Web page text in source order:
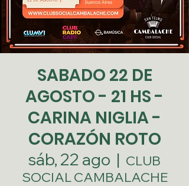
SABADO 22 DE
AGOSTO - 21 HS -
CARINA NIGLIA -
CORAZÓN ROTO
sáb, 22 ago
  |
CLUB
SOCIAL CAMBALACHE